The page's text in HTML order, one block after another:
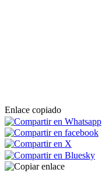
Enlace copiado